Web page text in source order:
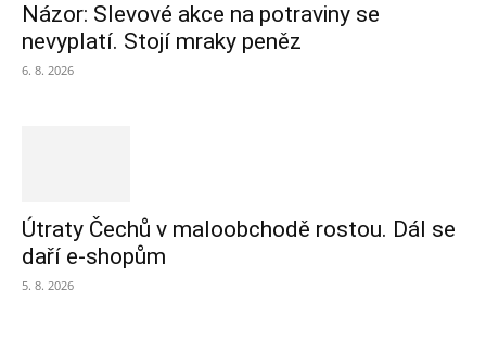
Názor: Slevové akce na potraviny se
nevyplatí. Stojí mraky peněz
6. 8. 2026
Útraty Čechů v maloobchodě rostou. Dál se
daří e-shopům
5. 8. 2026